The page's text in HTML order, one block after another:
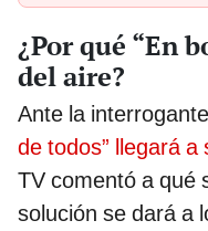
¿Por qué “En
del aire?
Ante la
de todos” llegará a
TV comentó a qué
solución se dará a